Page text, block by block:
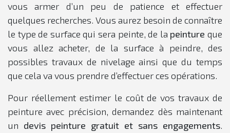
vous armer d’un peu de patience et effectuer
quelques recherches. Vous aurez besoin de connaître
le type de surface qui sera peinte, de la peinture que
vous allez acheter, de la surface à peindre, des
possibles travaux de nivelage ainsi que du temps
que cela va vous prendre d’effectuer ces opérations.
Pour réellement estimer le coût de vos travaux de
peinture avec précision, demandez dès maintenant
un devis peinture gratuit et sans engagements.